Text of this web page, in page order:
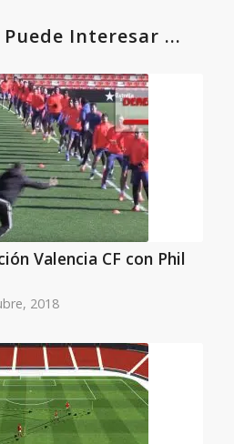
Interesar ...
Valencia CF con Phil
2018